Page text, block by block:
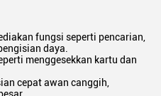
fungsi seperti pencarian,
daya.
menggesekkan kartu dan
cepat awan canggih,